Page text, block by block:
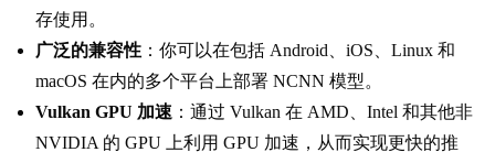
存使用。
广泛的兼容性 ：你可以在包括 Android、iOS、Linux 和
macOS 在内的多个平台上部署 NCNN 模型。
Vulkan GPU 加速 ：通过 Vulkan 在 AMD、Intel 和其他非
NVIDIA 的 GPU 上利用 GPU 加速，从而实现更快的推